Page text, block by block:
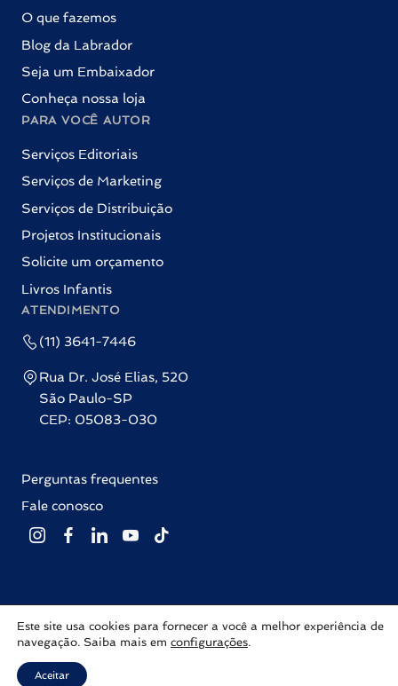
O que fazemos
Blog da Labrador
Seja um Embaixador
Conheça nossa loja
PARA VOCÊ AUTOR
Serviços Editoriais
Serviços de Marketing
Serviços de Distribuição
Projetos Institucionais
Solicite um orçamento
Livros Infantis
ATENDIMENTO
(11) 3641-7446
Rua Dr. José Elias, 520
São Paulo-SP
CEP: 05083-030
Perguntas frequentes
Fale conosco
Editora Labrador © 2026 Todos os direitos reservados |
Política de
privacidade
Este site usa cookies para fornecer a você a melhor experiência de
navegação. Saiba mais em configurações.
Aceitar